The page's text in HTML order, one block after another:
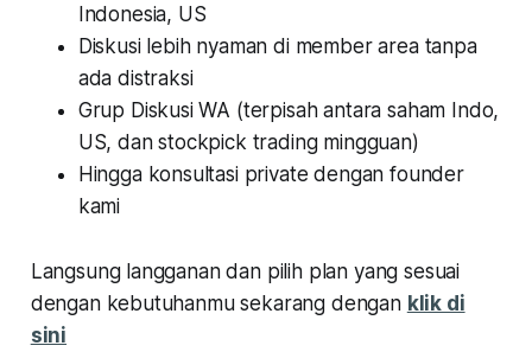
Indonesia, US
Diskusi lebih nyaman di member area tanpa
ada distraksi
Grup Diskusi WA (terpisah antara saham Indo,
US, dan stockpick trading mingguan)
Hingga konsultasi private dengan founder
kami
Langsung langganan dan pilih plan yang sesuai
dengan kebutuhanmu sekarang dengan klik di
sini